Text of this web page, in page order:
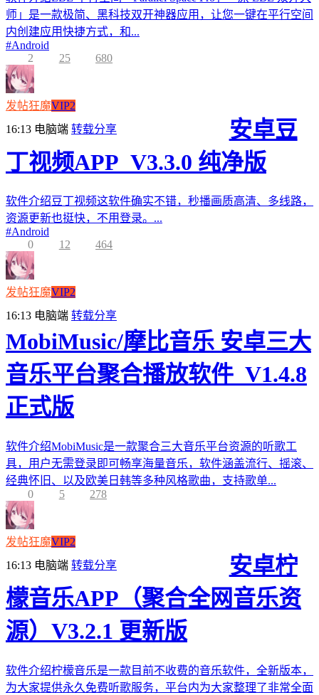
师」是一款极简、黑科技双开神器应用，让您一键在平行空间
内创建应用快捷方式，和...
#Android
2
25 680
发帖狂魔VIP2
16:13 电脑端 转载分享
安卓豆
丁视频APP_V3.3.0 纯净版
软件介绍豆丁视频这软件确实不错，秒播画质高清、多线路，
资源更新也挺快，不用登录。...
#Android
0
12 464
发帖狂魔VIP2
16:13 电脑端 转载分享
MobiMusic/摩比音乐 安卓三大
音乐平台聚合播放软件_V1.4.8
正式版
软件介绍MobiMusic是一款聚合三大音乐平台资源的听歌工
具，用户无需登录即可畅享海量音乐，软件涵盖流行、摇滚、
经典怀旧、以及欧美日韩等多种风格歌曲，支持歌单...
0
5 278
发帖狂魔VIP2
16:13 电脑端 转载分享
安卓柠
檬音乐APP（聚合全网音乐资
源）V3.2.1 更新版
软件介绍柠檬音乐是一款目前不收费的音乐软件，全新版本，
为大家提供永久免费听歌服务，平台内为大家整理了非常全面